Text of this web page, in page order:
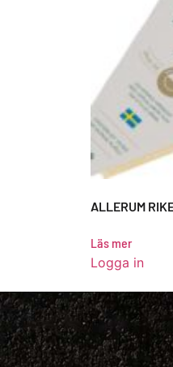
ALLERUM
Läs mer
Logga in